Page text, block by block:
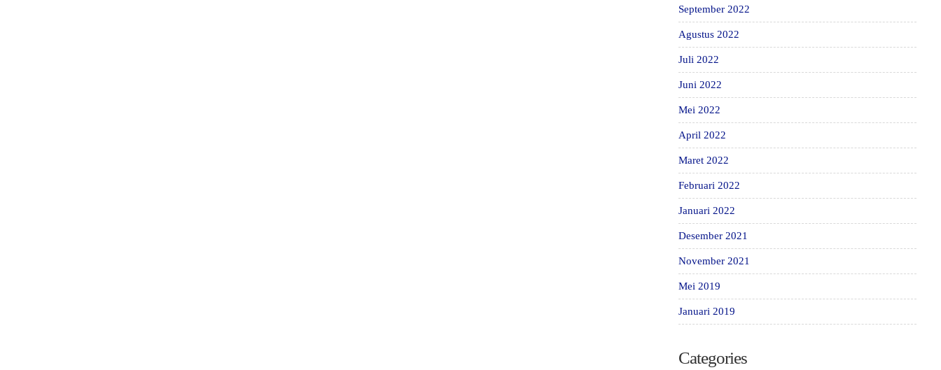
September 2022
Agustus 2022
Juli 2022
Juni 2022
Mei 2022
April 2022
Maret 2022
Februari 2022
Januari 2022
Desember 2021
November 2021
Mei 2019
Januari 2019
Categories